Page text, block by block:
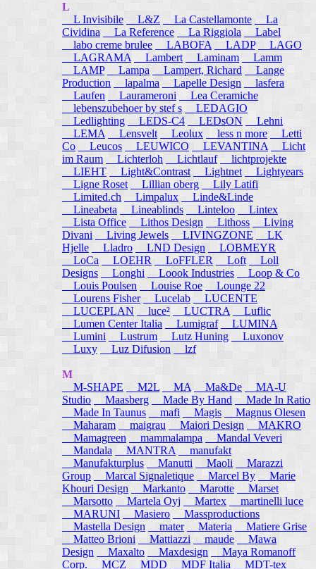
L
L Invisibile
L&Z La Castellamonte
La
Cividina
La Reference La Riggiola
Label
labo creme brulee
LABOFA LADP
LAGO
LAGRAMA
Lambert Laminam
Lamm
LAMP
Lampa Lampert, Richard
Lange
Production
lapalma Lapelle Design
lasfera
Laufen
Laurameroni
Lea Ceramiche
lebenszubehoer by stef s
LEDAGIO
Ledlighting
LEDS-C4 LEDsON
Lehni
LEMA
Lensvelt Leolux less n more
Letti
Co
Leucos LEUWICO LEVANTINA
Licht
im Raum
Lichterloh Lichtlauf lichtprojekte
LIEHT
Light&Contrast Lightnet
Lightyears
Ligne Roset
Lillian oberg
Lily Latifi
Limited.ch
Limpalux
Linde&Linde
Lineabeta
Lineablinds Linteloo
Lintex
Lista Office Lithos Design Lithoss
Living
Divani
Living Jewels LIVINGZONE
LK
Hjelle
Lladro LND Design
LOBMEYR
LoCa
LOEHR LoFFLER Loft
Loll
Designs
Longhi Loook Industries
Loop & Co
Louis Poulsen
Louise Roe
Lounge 22
Lourens Fisher
Lucelab
LUCENTE
LUCEPLAN
luce² LUCTRA
Luflic
Lumen Center Italia
Lumigraf
LUMINA
Lumini
Lustrum Lutz Huning
Luxonov
Luxy
Luz Difusion lzf
M
M-SHAPE
M2L MA Ma&De
MA-U
Studio
Maasberg Made By Hand
Made In Ratio
Made In Taunus
mafi Magis
Magnus Olesen
Maharam
maigrau Maiori Design
MAKRO
Mamagreen
mammalampa
Mandal Veveri
Mandala
MANTRA
manufakt
Manufakturplus
Manutti Maoli
Marazzi
Group
Marcal Signaletique Marcel By
Marie
Khouri Design
Markanto Marotte
Marset
Marsotto
Martela Oyj Martex
martinelli luce
MARUNI
Masiero
Massproductions
Mastella Design
mater Materia
Matiere Grise
Matteo Brioni
Mattiazzi maude
Mawa
Design
Maxalto Maxdesign
Maya Romanoff
Corp.
MCZ MDD MDF Italia
MDT-tex